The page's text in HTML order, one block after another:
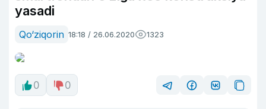
yasadi
Qo‘ziqorin 18:18 / 26.06.2020 1323
0 0